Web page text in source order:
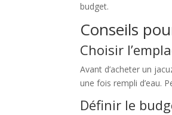
budget.
Conseils
Choisir
Avant d’acheter un
une fois rempli d’eau.
Définir le